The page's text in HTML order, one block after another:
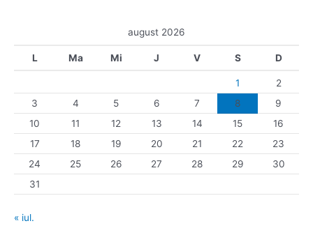
august 2026
L Ma Mi J V S D
1
2
3
4 5 6 7 8
9
10
11 12 13 14 15
16
17
18 19 20 21 22
23
24
25 26 27 28 29
30
31
« iul.